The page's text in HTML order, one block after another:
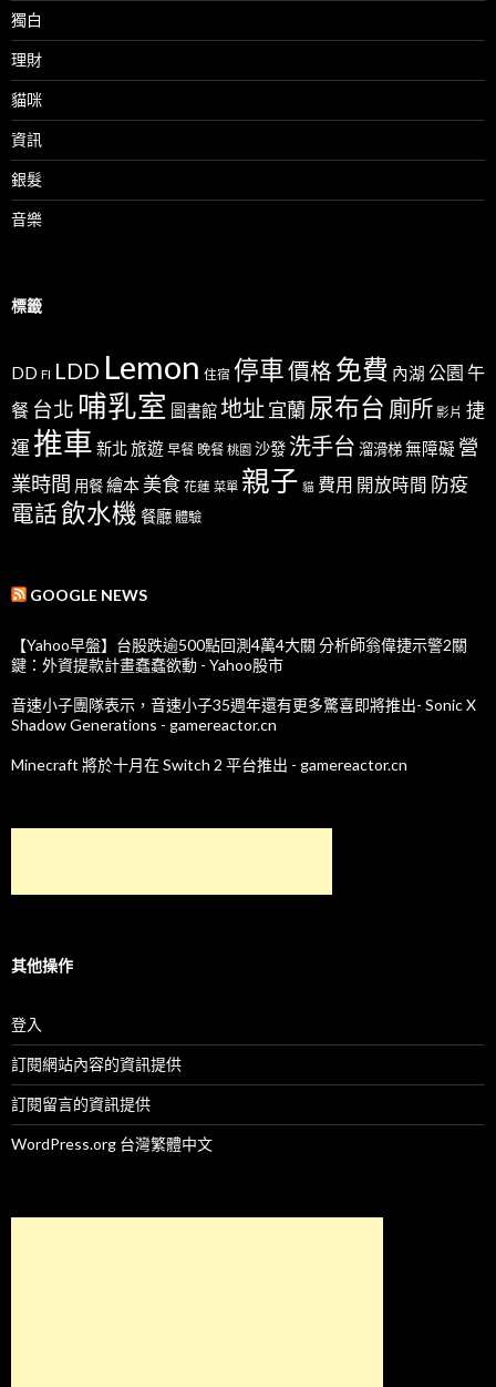
獨白
理財
貓咪
資訊
銀髮
音樂
標籤
DD FI LDD Lemon 住宿 停車價格 免費 內湖 公園 午
餐 台北 哺乳室 圖書館地址宜蘭尿布台 廁所 影片 捷
運 推車 新北旅遊 早餐 晚餐 桃園 沙發 洗手台 溜滑梯無障礙 營
業時間 用餐繪本 美食 花蓮 菜單 親子 貓 費用 開放時間 防疫
電話飲水機 餐廳 體驗
GOOGLE NEWS
【Yahoo早盤】台股跌逾500點回測4萬4大關 分析師翁偉捷示警2關
鍵：外資提款計畫蠢蠢欲動 - Yahoo股市
音速小子團隊表示，音速小子35週年還有更多驚喜即將推出- Sonic X
Shadow Generations - gamereactor.cn
Minecraft 將於十月在 Switch 2 平台推出 - gamereactor.cn
其他操作
登入
訂閱網站內容的資訊提供
訂閱留言的資訊提供
WordPress.org 台灣繁體中文